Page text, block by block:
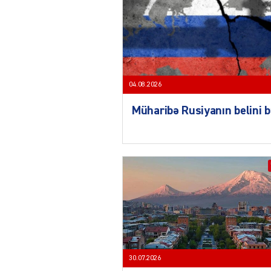
04.08.2026
Müharibə Rusiyanın belini
30.07.2026